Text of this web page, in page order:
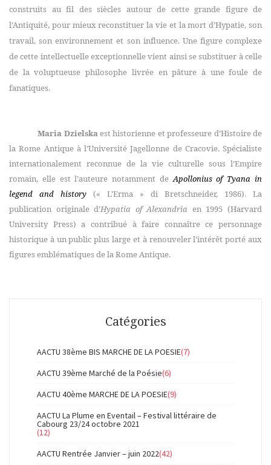
construits au fil des siècles autour de cette grande figure de
l’Antiquité, pour mieux reconstituer la vie et la mort d’Hypatie, son
travail, son environnement et son influence. Une figure complexe
de cette intellectuelle exceptionnelle vient ainsi se substituer à celle
de la voluptueuse philosophe livrée en pâture à une foule de
fanatiques.
Maria Dzielskaest historienne et professeure d’Histoire de
la Rome Antique à l’Université Jagellonne de Cracovie. Spécialiste
internationalement reconnue de la vie culturelle sous l’Empire
romain, elle est l’auteure notamment deApollonius of Tyana in
legend and history (« L’Erma » di Bretschneider, 1986). La
publication originale d’Hypatia of Alexandria en 1995 (Harvard
University Press) a contribué à faire connaître ce personnage
historique à un public plus large et à renouveler l’intérêt porté aux
figures emblématiques de la Rome Antique.
Catégories
AACTU 38ème BIS MARCHE DE LA POESIE(7)
AACTU 39ème Marché de la Poésie(6)
AACTU 40ème MARCHE DE LA POESIE(9)
AACTU La Plume en Eventail – Festival littéraire de
Cabourg 23/24 octobre 2021
(12)
AACTU Rentrée Janvier – juin 2022(42)